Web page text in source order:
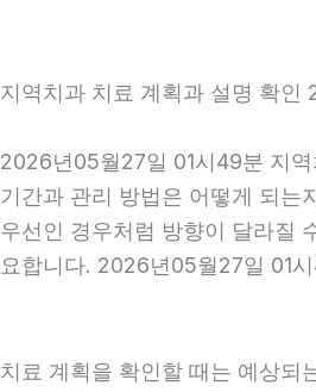
지역치과 치료 계획과 설명 확
2026년05월27일 01시49분 지
기간과 관리 방법은 어떻게 되는
우선인 경우처럼 방향이 달라질
요합니다. 2026년05월27일 01
치료 계획을 확인할 때는 예상되